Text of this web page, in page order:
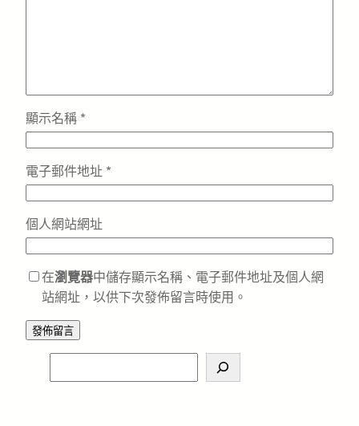
顯示名稱 *
電子郵件地址 *
個人網站網址
在瀏覽器中儲存顯示名稱、電子郵件地址及個人網
站網址，以供下次發佈留言時使用。
e